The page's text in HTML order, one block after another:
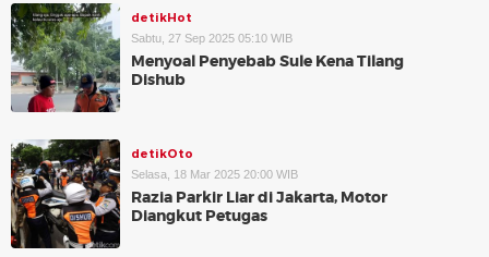
detikHot
Sabtu, 27 Sep 2025 05:10 WIB
Menyoal Penyebab Sule Kena Tilang
Dishub
detikOto
Selasa, 18 Mar 2025 20:00 WIB
Razia Parkir Liar di Jakarta, Motor
Diangkut Petugas